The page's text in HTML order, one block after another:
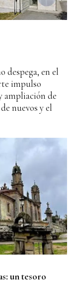
despega, en el
impulso
ampliación de
nuevos y el
un tesoro